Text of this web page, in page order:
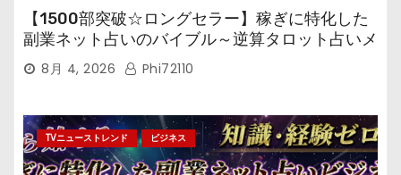
【1500部突破☆ロングセラー】稼ぎに特化した
副業ネット占いのバイブル～逆算タロット占いメ
ール鑑定マニュアル～
8月 4, 2026 Phi72110
TVニューストレンド ビジネス